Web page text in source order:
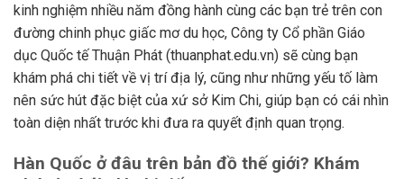
kinh nghiệm nhiều năm đồng hành cùng các bạn trẻ trên con
đường chinh phục giấc mơ du học, Công ty Cổ phần Giáo
dục Quốc tế Thuận Phát (thuanphat.edu.vn) sẽ cùng bạn
khám phá chi tiết về vị trí địa lý, cũng như những yếu tố làm
nên sức hút đặc biệt của xứ sở Kim Chi, giúp bạn có cái nhìn
toàn diện nhất trước khi đưa ra quyết định quan trọng.
Hàn Quốc ở đâu trên bản đồ thế giới? Khám